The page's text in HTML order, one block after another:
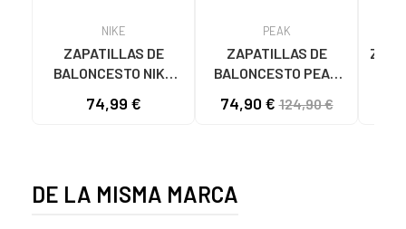
NIKE
ZAPATILLAS DE
BALONCESTO NIKE
NEGRO
74,99 €
PEAK
ZAPATILLAS DE
BALONCESTO PEAK
TALENT 1 SHIFT
74,90 €124,90 €
DE LA MISMA MARCA